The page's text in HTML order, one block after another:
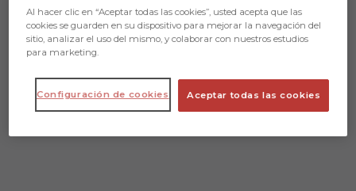
Al hacer clic en “Aceptar todas las cookies”, usted acepta que las
cookies se guarden en su dispositivo para mejorar la navegación del
sitio, analizar el uso del mismo, y colaborar con nuestros estudios
para marketing.
Aceptar todas las cookies
Configuración de cookies